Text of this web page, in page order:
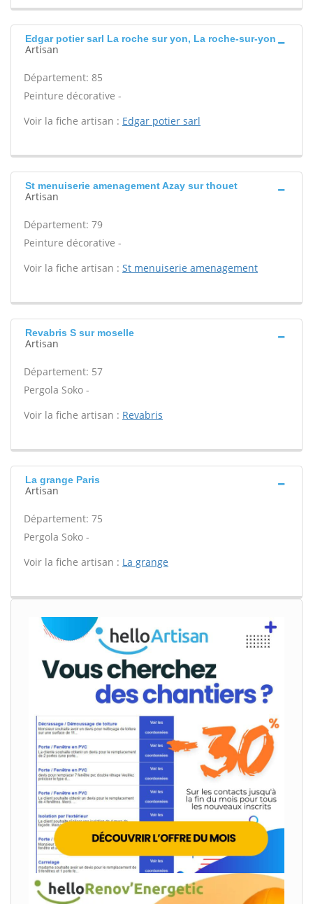
Edgar potier sarl La roche sur yon, La roche-sur-yon
Artisan
Département: 85
Peinture décorative -
Voir la fiche artisan : Edgar potier sarl
St menuiserie amenagement Azay sur thouet
Artisan
Département: 79
Peinture décorative -
Voir la fiche artisan : St menuiserie amenagement
Revabris S sur moselle
Artisan
Département: 57
Pergola Soko -
Voir la fiche artisan : Revabris
La grange Paris
Artisan
Département: 75
Pergola Soko -
Voir la fiche artisan : La grange